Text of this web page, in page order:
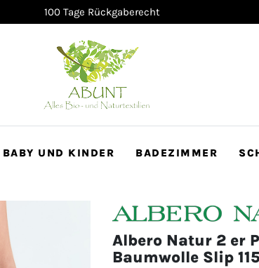
100 Tage Rückgaberecht
BABY UND KINDER BADEZIMMER
Albero Natur 2 er
Baumwolle Slip